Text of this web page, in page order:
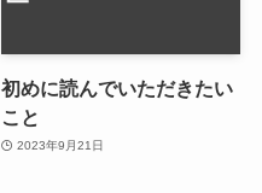
初めに読んでいただきたい
こと
2023年9月21日